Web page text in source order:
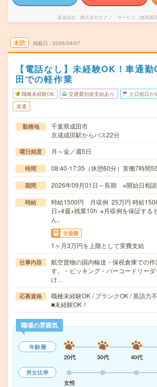
派遣会社 株式会社テクノ・サービス（無期雇
未読 掲載日 2026/08/07
【電話なし】未経験OK！車通
田での軽作業
職種未経験OK 交通費別途支給あり 土日祝日が
派遣
勤務地
千葉県成田市
京成成田駅からバス22分
曜日頻度 月～金／週5日
時間 08:40-17:35（休憩60分）実働7時間
期間 2026年09月01日～長期 ※開始日相
時給
時給1500円 月収例 25万円 時給
日×4週+残業10h ※月収例を保証する
ん。
交通費
1ヶ月3万円を上限として実費支給
仕事内容
航空貨物の国内輸送・保税倉庫での作
す。・ピッキング・バーコードリー
け…
応募資格
職種未経験OK / ブランクOK / 英語力
■未経験OK！
職場の雰囲気
年齢層
20代
30代 40代
男女比率
女性